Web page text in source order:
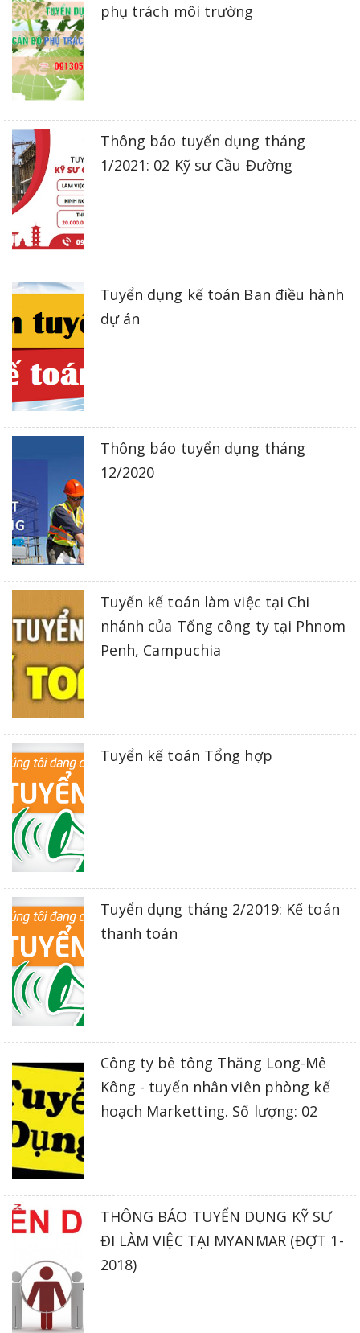
phụ trách môi trường
Thông báo tuyển dụng tháng
1/2021: 02 Kỹ sư Cầu Đường
Tuyển dụng kế toán Ban điều hành
dự án
Thông báo tuyển dụng tháng
12/2020
Tuyển kế toán làm việc tại Chi
nhánh của Tổng công ty tại Phnom
Penh, Campuchia
Tuyển kế toán Tổng hợp
Tuyển dụng tháng 2/2019: Kế toán
thanh toán
Công ty bê tông Thăng Long-Mê
Kông - tuyển nhân viên phòng kế
hoạch Marketting. Số lượng: 02
THÔNG BÁO TUYỂN DỤNG KỸ SƯ
ĐI LÀM VIỆC TẠI MYANMAR (ĐỢT 1-
2018)